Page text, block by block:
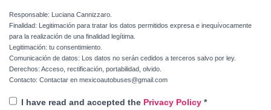
Responsable: Luciana Cannizzaro.
Finalidad: Legitimación para tratar los datos permitidos expresa e inequívocamente
para la realización de una finalidad legítima.
Legitimación: tu consentimiento.
Comunicación de datos: Los datos no serán cedidos a terceros salvo por ley.
Derechos: Acceso, rectificación, portabilidad, olvido.
Contacto: Contactar en mexicoautobuses@gmail.com
I have read and accepted the Privacy Policy *